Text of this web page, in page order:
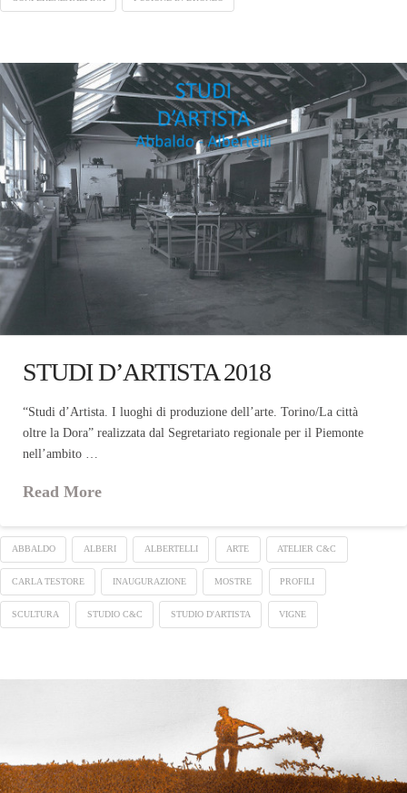
STUDI D’ARTISTA 2018
“Studi d’Artista. I luoghi di produzione dell’arte. Torino/La città
oltre la Dora” realizzata dal Segretariato regionale per il Piemonte
nell’ambito …
Read More
ABBALDO ALBERI ALBERTELLI ARTE ATELIER C&C
CARLA TESTORE INAUGURAZIONE MOSTRE PROFILI
SCULTURA STUDIO C&C STUDIO D'ARTISTA VIGNE